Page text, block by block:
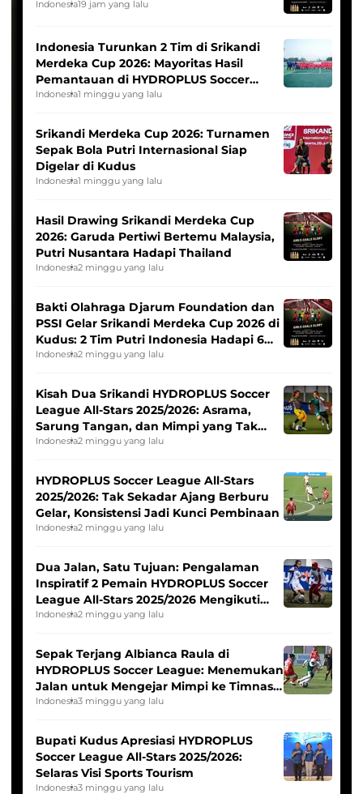
Indonesia19 jam yang lalu
Indonesia Turunkan 2 Tim di Srikandi
Merdeka Cup 2026: Mayoritas Hasil
Pemantauan di HYDROPLUS Soccer
League
Indonesia1 minggu yang lalu
Srikandi Merdeka Cup 2026: Turnamen
Sepak Bola Putri Internasional Siap
Digelar di Kudus
Indonesia1 minggu yang lalu
Hasil Drawing Srikandi Merdeka Cup
2026: Garuda Pertiwi Bertemu Malaysia,
Putri Nusantara Hadapi Thailand
Indonesia2 minggu yang lalu
Bakti Olahraga Djarum Foundation dan
PSSI Gelar Srikandi Merdeka Cup 2026 di
Kudus: 2 Tim Putri Indonesia Hadapi 6
Tim Asia
Indonesia2 minggu yang lalu
Kisah Dua Srikandi HYDROPLUS Soccer
League All-Stars 2025/2026: Asrama,
Sarung Tangan, dan Mimpi yang Tak
Pernah Padam
Indonesia2 minggu yang lalu
HYDROPLUS Soccer League All-Stars
2025/2026: Tak Sekadar Ajang Berburu
Gelar, Konsistensi Jadi Kunci Pembinaan
Indonesia2 minggu yang lalu
Dua Jalan, Satu Tujuan: Pengalaman
Inspiratif 2 Pemain HYDROPLUS Soccer
League All-Stars 2025/2026 Mengikuti
Seleksi Timnas Indonesia Putri
Indonesia2 minggu yang lalu
Sepak Terjang Albianca Raula di
HYDROPLUS Soccer League: Menemukan
Jalan untuk Mengejar Mimpi ke Timnas
Indonesia Putri
Indonesia3 minggu yang lalu
Bupati Kudus Apresiasi HYDROPLUS
Soccer League All-Stars 2025/2026:
Selaras Visi Sports Tourism
Indonesia3 minggu yang lalu